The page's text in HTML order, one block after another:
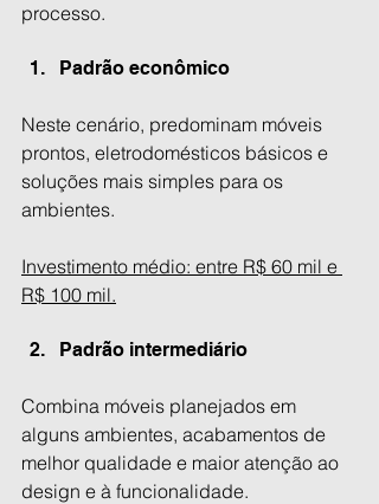
processo.
Padrão econômico
Neste cenário, predominam móveis
prontos, eletrodomésticos básicos e
soluções mais simples para os
ambientes.
Investimento médio: entre R$ 60 mil e
R$ 100 mil.
Padrão intermediário
Combina móveis planejados em
alguns ambientes, acabamentos de
melhor qualidade e maior atenção ao
design e à funcionalidade.